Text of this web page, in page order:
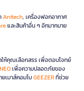
Anitech, เครื่องฟอกอากาศ
และสินค้าอื่น ๆ อีกมากมาย
ห้คุณเลือกสรร เพื่อตอบโจทย์
NEOเพื่อความปลอดภัยของ
เมาส์คอมโบGEEZERที่ช่วย